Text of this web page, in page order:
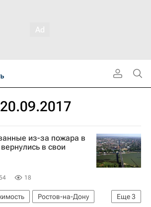
из-за пожара в
в свои
18
Еще3
Ростов-на-Дону